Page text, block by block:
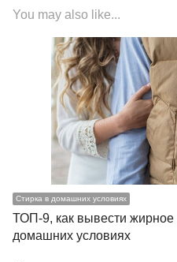
You may also like...
Стирка в домашних условиях
ТОП-9, как вывести
домашних условиях